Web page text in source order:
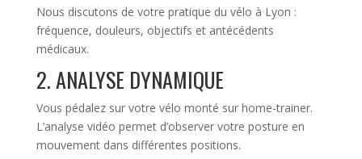
Nous discutons de votre pratique du vélo à Lyon :
fréquence, douleurs, objectifs et antécédents
médicaux.
2. ANALYSE DYNAMIQUE
Vous pédalez sur votre vélo monté sur home-trainer.
L’analyse vidéo permet d’observer votre posture en
mouvement dans différentes positions.